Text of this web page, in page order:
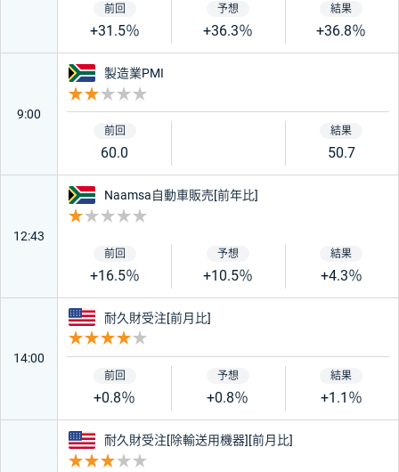
+31.5％ +36.3％ +36.8％
9:00
南アフリカ
製造業PMI
60.0 50.7
12:43
南アフリカ
Naamsa自動車販売[前年比]
+16.5％ +10.5％ +4.3％
14:00
アメリカ
耐久財受注[前月比]
+0.8％ +0.8％ +1.1％
アメリカ
耐久財受注[除輸送用機器][前月比]